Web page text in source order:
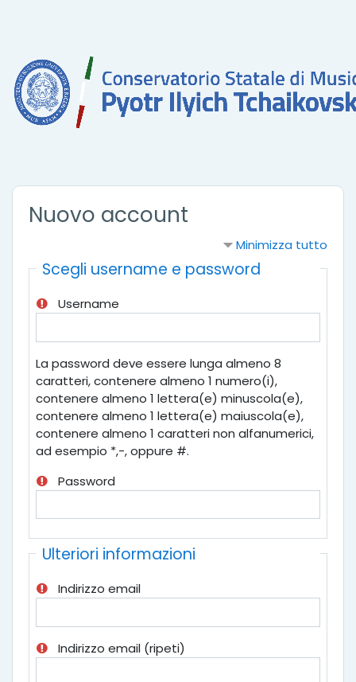
Nuovo account
Minimizza tutto
Scegli username e password
Username
La password deve essere lunga almeno 8
caratteri, contenere almeno 1 numero(i),
contenere almeno 1 lettera(e) minuscola(e),
contenere almeno 1 lettera(e) maiuscola(e),
contenere almeno 1 caratteri non alfanumerici,
ad esempio *,-, oppure #.
Password
Ulteriori informazioni
Indirizzo email
Indirizzo email (ripeti)